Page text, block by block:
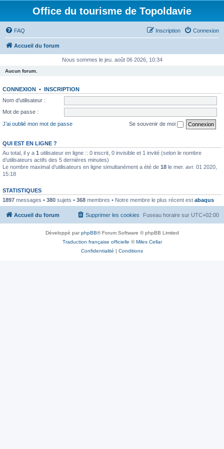
Office du tourisme de Topoldavie
FAQ Connexion
Inscription
Accueil du forum
Nous sommes le jeu. août 06 2026, 10:34
Aucun forum.
CONNEXION • INSCRIPTION
Nom d’utilisateur :
Mot de passe :
J’ai oublié mon mot de passe
Se souvenir de moi
QUI EST EN LIGNE ?
Au total, il y a 1 utilisateur en ligne :: 0 inscrit, 0 invisible et 1 invité (selon le nombre
d’utilisateurs actifs des 5 dernières minutes)
Le nombre maximal d’utilisateurs en ligne simultanément a été de 18 le mer. avr. 01 2020,
15:18
STATISTIQUES
1897 messages • 380 sujets • 368 membres • Notre membre le plus récent est abaqus
Accueil du forum Fuseau horaire sur UTC+02:00
Supprimer les cookies
Développé parphpBB® Forum Software © phpBB Limited
Traduction française officielle ©Miles Cellar
Confidentialité | Conditions